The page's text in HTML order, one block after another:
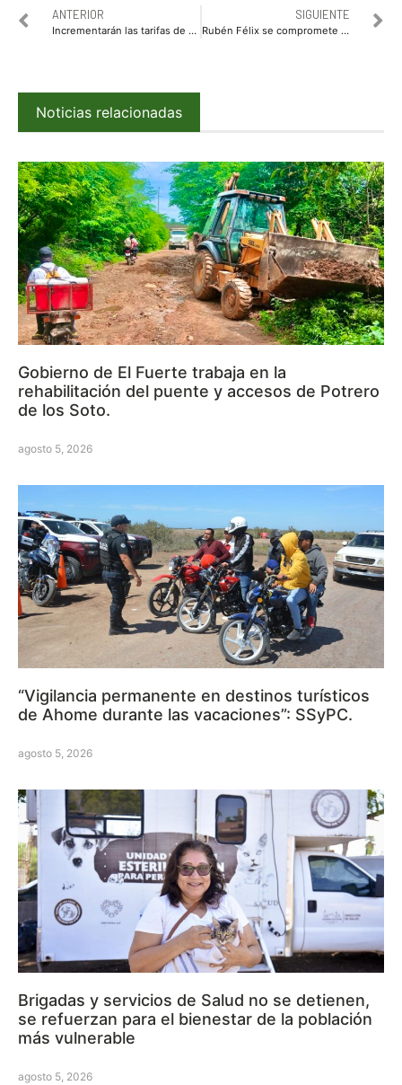
ANTERIOR
Incrementarán las tarifas de agua potable en Mazatlán, Sinaloa, Salvador Alvarado, Angostura y Elota
SIGUIENTE
Rubén Félix se compromete a legislar en favor de las mujeres
Noticias relacionadas
Gobierno de El Fuerte trabaja en la
rehabilitación del puente y accesos de Potrero
de los Soto.
agosto 5, 2026
“Vigilancia permanente en destinos turísticos
de Ahome durante las vacaciones”: SSyPC.
agosto 5, 2026
Brigadas y servicios de Salud no se detienen,
se refuerzan para el bienestar de la población
más vulnerable
agosto 5, 2026